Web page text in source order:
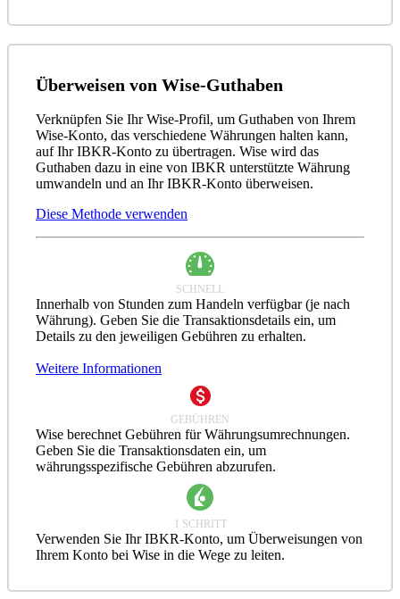
Überweisen von Wise-Guthaben
Verknüpfen Sie Ihr Wise-Profil, um Guthaben von Ihrem
Wise-Konto, das verschiedene Währungen halten kann,
auf Ihr IBKR-Konto zu übertragen. Wise wird das
Guthaben dazu in eine von IBKR unterstützte Währung
umwandeln und an Ihr IBKR-Konto überweisen.
Diese Methode verwenden
SCHNELL
Innerhalb von Stunden zum Handeln verfügbar (je nach
Währung). Geben Sie die Transaktionsdetails ein, um
Details zu den jeweiligen Gebühren zu erhalten.
Weitere Informationen
GEBÜHREN
Wise berechnet Gebühren für Währungsumrechnungen.
Geben Sie die Transaktionsdaten ein, um
währungsspezifische Gebühren abzurufen.
1 SCHRITT
Verwenden Sie Ihr IBKR-Konto, um Überweisungen von
Ihrem Konto bei Wise in die Wege zu leiten.